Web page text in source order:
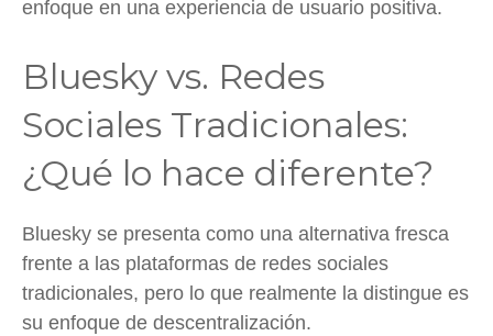
enfoque en una experiencia de usuario positiva.
Bluesky vs. Redes
Sociales Tradicionales:
¿Qué lo hace diferente?
Bluesky se presenta como una alternativa fresca
frente a las plataformas de redes sociales
tradicionales, pero lo que realmente la distingue es
su enfoque de descentralización.